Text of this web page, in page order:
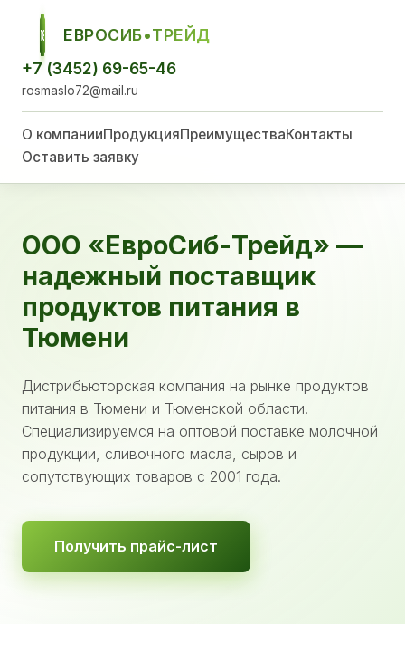
ЕСТ
ЕВРОСИБ•ТРЕЙД
+7 (3452) 69-65-46
rosmaslo72@mail.ru
О компанииПродукцияПреимуществаКонтакты
Оставить заявку
ООО «ЕвроСиб-Трейд» —
надежный поставщик
продуктов питания в
Тюмени
Дистрибьюторская компания на рынке продуктов
питания в Тюмени и Тюменской области.
Специализируемся на оптовой поставке молочной
продукции, сливочного масла, сыров и
сопутствующих товаров с 2001 года.
Получить прайс-лист